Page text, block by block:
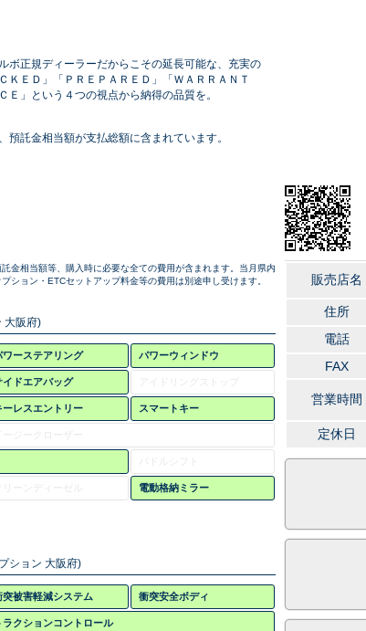
正規ディーラーだからこその延長可能な、充実の
ＫＥＤ」「ＰＲＥＰＡＲＥＤ」「ＷＡＲＲＡＮＴ
Ｅ」という４つの視点から納得の品質を。
預託金相当額が支払総額に含まれています。
金相当額等、購入時に必要な全ての費用が含まれます。当月県内
ション・ETCセットアップ料金等の費用は別途申し受けます。
大阪府)
ワーステアリング パワーウィンドウ
イドエアバッグ
ーレスエントリー スマートキー
電動格納ミラー
ション 大阪府)
突被害軽減システム 衝突安全ボディ
ラクションコントロール
販売店名
住所
電話
FAX
営業時間
定休日